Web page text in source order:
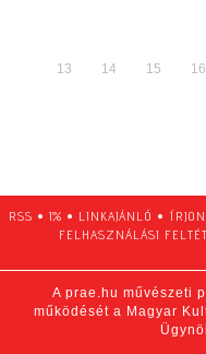
13 14 15 16
RSS • 1% • LINKAJÁNLÓ •
FELHASZNÁLÁSI
A prae.hu művészeti
működését a Magyar